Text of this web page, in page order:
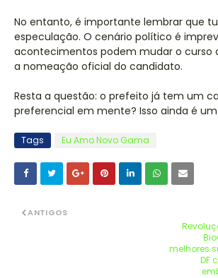
No entanto, é importante lembrar que
especulação. O cenário político é
acontecimentos podem mudar o curso
a nomeação oficial do candidato.
Resta a questão: o prefeito já tem um
preferencial em mente? Isso ainda é
Tags Eu Amo Novo Gama
melhores
DF
ANTIGOS